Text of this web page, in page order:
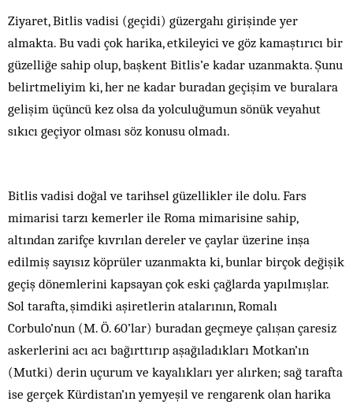
Ziyaret, Bitlis vadisi (geçidi) güzergahı girişinde yer
almakta. Bu vadi çok harika, etkileyici ve göz kamaştırıcı bir
güzelliğe sahip olup, başkent Bitlis’e kadar uzanmakta. Şunu
belirtmeliyim ki, her ne kadar buradan geçişim ve buralara
gelişim üçüncü kez olsa da yolculuğumun sönük veyahut
sıkıcı geçiyor olması söz konusu olmadı.
Bitlis vadisi doğal ve tarihsel güzellikler ile dolu. Fars
mimarisi tarzı kemerler ile Roma mimarisine sahip,
altından zarifçe kıvrılan dereler ve çaylar üzerine inşa
edilmiş sayısız köprüler uzanmakta ki, bunlar birçok değişik
geçiş dönemlerini kapsayan çok eski çağlarda yapılmışlar.
Sol tarafta, şimdiki aşiretlerin atalarının, Romalı
Corbulo’nun (M. Ö. 60’lar) buradan geçmeye çalışan çaresiz
askerlerini acı acı bağırttırıp aşağıladıkları Motkan’ın
(Mutki) derin uçurum ve kayalıkları yer alırken; sağ tarafta
ise gerçek Kürdistan’ın yemyeşil ve rengarenk olan harika